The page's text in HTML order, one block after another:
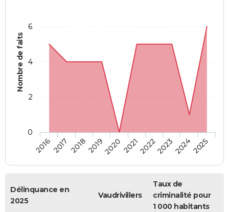
Nombre de faits
20162017 20182019202020212022202320242025
0
2
4
6
Délinquance en
2025
Vaudrivillers
Taux de
criminalité pour
1 000 habitants